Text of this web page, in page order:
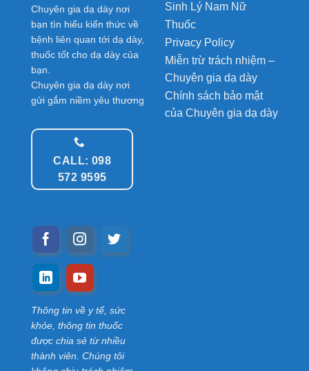
Chuyên gia dạ dày nơi
bạn tìn hiểu kiến thức về
bệnh liên quan tới dạ dày,
thuốc tốt cho dạ dày của
bạn.
Chuyên gia dạ dày nơi
gửi gắm niềm yêu thương
CALL: 098
572 9595
Sinh Lý Nam Nữ
Thuốc
Privacy Policy
Miễn trừ trách nhiệm –
Chuyên gia dạ dày
Chính sách bảo mật
của Chuyên gia dạ dày
Thông tin về y tế, sức
khỏe, thông tin thuốc
được chia sẻ từ nhiều
thành viên. Chúng tôi